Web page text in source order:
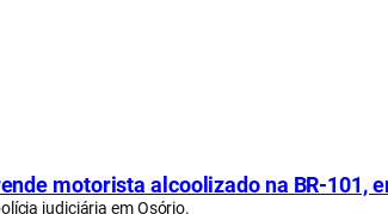
motorista alcoolizado na BR-101,
judiciária em Osório.